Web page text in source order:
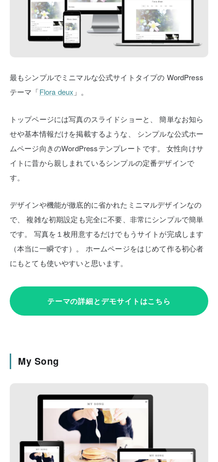
最もシンプルでミニマルな公式サイトタイプの WordPress
テーマ「Flora deux 」。
トップページには写真のスライドショーと、
簡単なお知ら
せや基本情報だけを掲載するような、
シンプルな公式ホー
ムページ向きのWordPressテンプレートです。
女性向けサ
イトに昔から親しまれているシンプルの定番デザインで
す。
デザインや機能が徹底的に省かれたミニマルデザインなの
で、
複雑な初期設定も完全に不要、非常にシンプルで簡単
です。
写真を１枚用意するだけでもうサイトが完成します
（本当に一瞬です）。
ホームページをはじめて作る初心者
にもとても使いやすいと思います。
テーマの詳細とデモサイトはこちら
My Song